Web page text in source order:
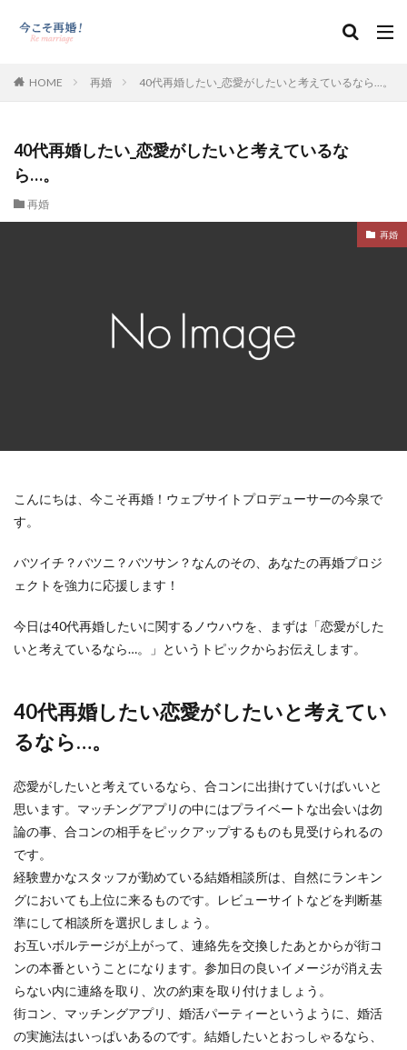
HOME 再婚 40代再婚したい_恋愛がしたいと考えているなら…。
40代再婚したい_恋愛がしたいと考えているな
ら…。
再婚
再婚
こんにちは、今こそ再婚！ウェブサイトプロデューサーの今泉で
す。
バツイチ？バツニ？バツサン？なんのその、あなたの再婚プロジ
ェクトを強力に応援します！
今日は40代再婚したいに関するノウハウを、まずは「恋愛がした
いと考えているなら…。」というトピックからお伝えします。
40代再婚したい恋愛がしたいと考えてい
るなら…。
恋愛がしたいと考えているなら、合コンに出掛けていけばいいと
思います。マッチングアプリの中にはプライベートな出会いは勿
論の事、合コンの相手をピックアップするものも見受けられるの
です。
経験豊かなスタッフが勤めている結婚相談所は、自然にランキン
グにおいても上位に来るものです。レビューサイトなどを判断基
準にして相談所を選択しましょう。
お互いボルテージが上がって、連絡先を交換したあとからが街コ
ンの本番ということになります。参加日の良いイメージが消え去
らない内に連絡を取り、次の約束を取り付けましょう。
街コン、マッチングアプリ、婚活パーティーというように、婚活
の実施法はいっぱいあるのです。結婚したいとおっしゃるなら、